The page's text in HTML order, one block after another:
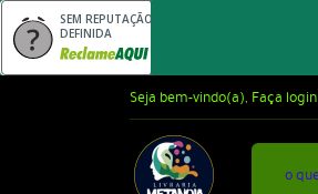
SEM REPUTAÇÃO
DEFINIDA
Seja bem-vindo(a), Faça login